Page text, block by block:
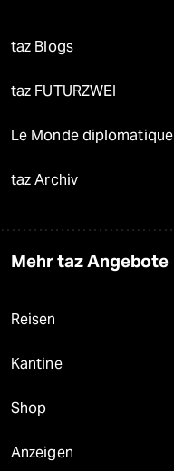
taz Blogs
taz FUTURZWEI
Le Monde diplomatique
taz Archiv
Mehr taz Angebote
Reisen
Kantine
Shop
Anzeigen